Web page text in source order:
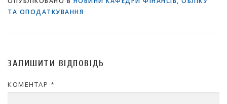
ТА ОПОДАТКУВАННЯ
ЗАЛИШИТИ ВІДПОВІДЬ
КОМЕНТАР *